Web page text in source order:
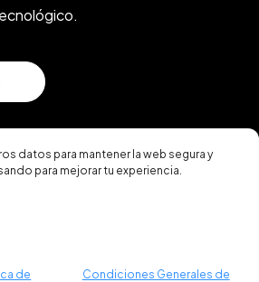
datos para mantener la web segura y
para mejorar tu experiencia.
de Condiciones Generales de